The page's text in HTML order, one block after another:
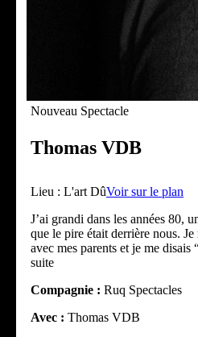
Nouveau Spectacle
Thomas VDB
Lieu : L'art DûVoir sur le plan
J’ai grandi dans les années 80,
que le pire était derrière nous.
avec mes parents et je me disais
suite
Compagnie : Ruq Spectacles
Avec : Thomas VDB